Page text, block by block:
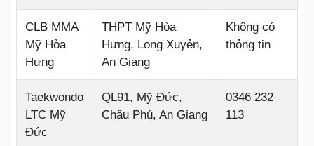
CLB MMA
Mỹ Hòa
Hưng
THPT Mỹ Hòa
Hưng, Long Xuyên,
An Giang
Không có
thông tin
Taekwondo
LTC Mỹ
Đức
QL91, Mỹ Đức,
Châu Phú, An Giang
0346 232
113